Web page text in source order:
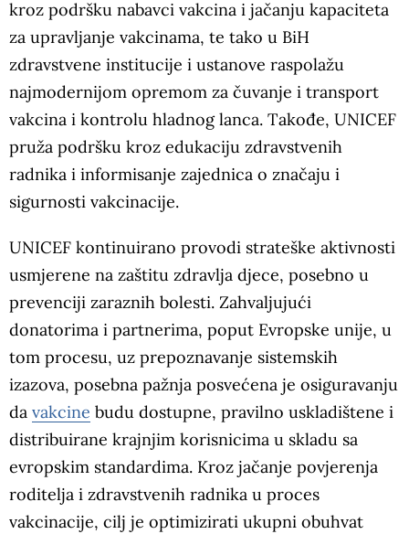
kroz podršku nabavci vakcina i jačanju kapaciteta
za upravljanje vakcinama, te tako u BiH
zdravstvene institucije i ustanove raspolažu
najmodernijom opremom za čuvanje i transport
vakcina i kontrolu hladnog lanca. Takođe, UNICEF
pruža podršku kroz edukaciju zdravstvenih
radnika i informisanje zajednica o značaju i
sigurnosti vakcinacije.
UNICEF kontinuirano provodi strateške aktivnosti
usmjerene na zaštitu zdravlja djece, posebno u
prevenciji zaraznih bolesti. Zahvaljujući
donatorima i partnerima, poput Evropske unije, u
tom procesu, uz prepoznavanje sistemskih
izazova, posebna pažnja posvećena je osiguravanju
da vakcine budu dostupne, pravilno uskladištene i
distribuirane krajnjim korisnicima u skladu sa
evropskim standardima. Kroz jačanje povjerenja
roditelja i zdravstvenih radnika u proces
vakcinacije, cilj je optimizirati ukupni obuhvat